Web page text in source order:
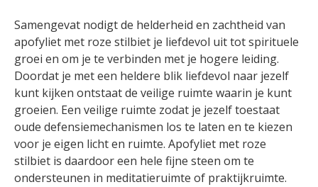
Samengevat nodigt de helderheid en zachtheid van
apofyliet met roze stilbiet je liefdevol uit tot spirituele
groei en om je te verbinden met je hogere leiding.
Doordat je met een heldere blik liefdevol naar jezelf
kunt kijken ontstaat de veilige ruimte waarin je kunt
groeien. Een veilige ruimte zodat je jezelf toestaat
oude defensiemechanismen los te laten en te kiezen
voor je eigen licht en ruimte. Apofyliet met roze
stilbiet is daardoor een hele fijne steen om te
ondersteunen in meditatieruimte of praktijkruimte.